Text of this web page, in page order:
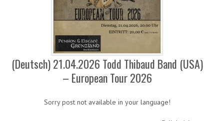
(Deutsch) 21.04.2026 Todd Thibaud Band (USA)
– European Tour 2026
Sorry post not available in your language!